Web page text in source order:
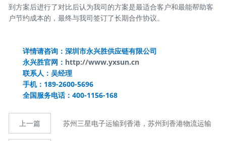
到方案后进行了对比后认为我司的方案是最适合客户和最能帮助客
户节约成本的，最终与我司签订了长期合作协议。
详情请咨询：深圳市永兴胜供应链有限公司
永兴胜官网： http://www.yxsun.cn
联系人：吴经理
手机：189-2600-5696
全国服务电话：400-1156-168
上一篇 苏州三星电子运输到香港，苏州到香港物流运输